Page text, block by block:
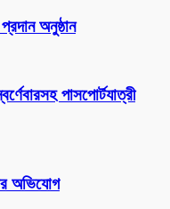
অনুষ্ঠান
পাসপোর্টযাত্রী
অভিযোগ